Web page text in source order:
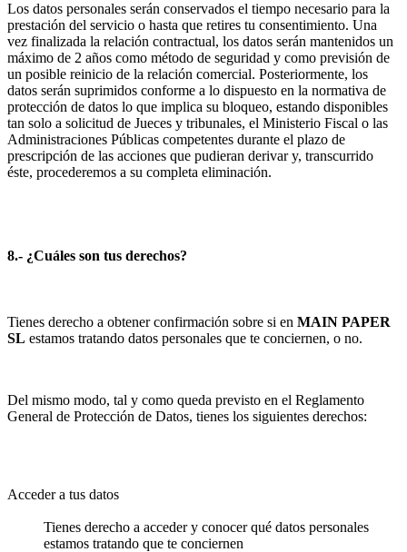
Los datos personales serán conservados el tiempo necesario para la
prestación del servicio o hasta que retires tu consentimiento. Una
vez finalizada la relación contractual, los datos serán mantenidos un
máximo de 2 años como método de seguridad y como previsión de
un posible reinicio de la relación comercial. Posteriormente, los
datos serán suprimidos conforme a lo dispuesto en la normativa de
protección de datos lo que implica su bloqueo, estando disponibles
tan solo a solicitud de Jueces y tribunales, el Ministerio Fiscal o las
Administraciones Públicas competentes durante el plazo de
prescripción de las acciones que pudieran derivar y, transcurrido
éste, procederemos a su completa eliminación.
8.- ¿Cuáles son tus derechos?
Tienes derecho a obtener confirmación sobre si en MAIN PAPER
SL estamos tratando datos personales que te conciernen, o no.
Del mismo modo, tal y como queda previsto en el Reglamento
General de Protección de Datos, tienes los siguientes derechos:
Acceder a tus datos
Tienes derecho a acceder y conocer qué datos personales
estamos tratando que te conciernen